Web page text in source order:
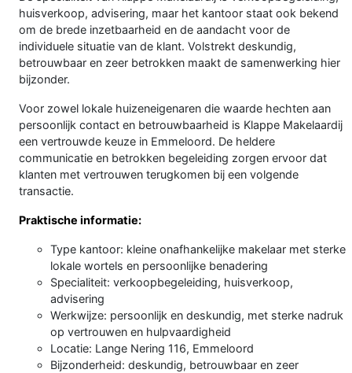
huisverkoop, advisering, maar het kantoor staat ook bekend
om de brede inzetbaarheid en de aandacht voor de
individuele situatie van de klant. Volstrekt deskundig,
betrouwbaar en zeer betrokken maakt de samenwerking hier
bijzonder.
Voor zowel lokale huizeneigenaren die waarde hechten aan
persoonlijk contact en betrouwbaarheid is Klappe Makelaardij
een vertrouwde keuze in Emmeloord. De heldere
communicatie en betrokken begeleiding zorgen ervoor dat
klanten met vertrouwen terugkomen bij een volgende
transactie.
Praktische informatie:
Type kantoor: kleine onafhankelijke makelaar met sterke
lokale wortels en persoonlijke benadering
Specialiteit: verkoopbegeleiding, huisverkoop,
advisering
Werkwijze: persoonlijk en deskundig, met sterke nadruk
op vertrouwen en hulpvaardigheid
Locatie: Lange Nering 116, Emmeloord
Bijzonderheid: deskundig, betrouwbaar en zeer